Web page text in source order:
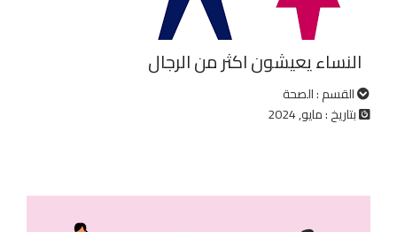
النساء يعيشون اكثر من الرجال
القسم : الصحة
بتاريخ : مايو, 2024